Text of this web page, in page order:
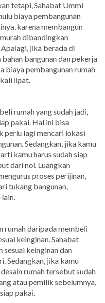
tetapi, Sahabat Ummi
biaya pembangunan
karena membangun
dibandingkan
jika berada di
bangunan dan pekerja
biaya pembangunan rumah
lipat.
rumah yang sudah jadi,
pakai. Hal ini bisa
perlu lagi mencari lokasi
Sedangkan, jika kamu
kamu harus sudah siap
dari nol. Luangkan
proses perijinan,
tukang bangunan,
rumah daripada membeli
keinginan. Sahabat
sesuai keinginan dan
Sedangkan, jika kamu
rumah tersebut sudah
atau pemilik sebelumnya,
pakai.